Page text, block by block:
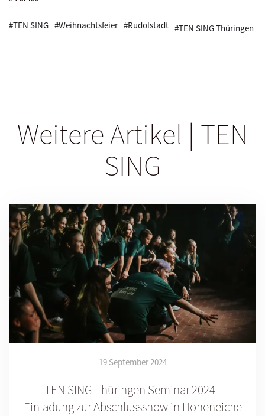
#TEN SING #Weihnachtsfeier #Rudolstadt #TEN SING Thüringen
Weitere Artikel | TEN
SING
19 September 2024
TEN SING Thüringen Seminar 2024 -
Einladung zur Abschlussshow in Hoheneiche